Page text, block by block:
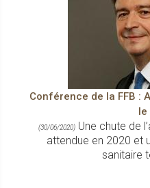
Conférence de la FFB :
le
(30/06/2020)Une chute de
attendue en 2020 et
sanitaire